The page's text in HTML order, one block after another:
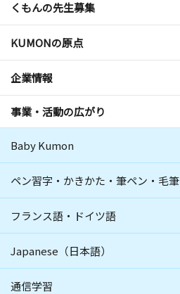
くもんの先生募集
KUMONの原点
企業情報
事業・活動の広がり
Baby Kumon
ペン習字・かきかた・筆ペン・毛筆
フランス語・ドイツ語
Japanese（日本語）
通信学習